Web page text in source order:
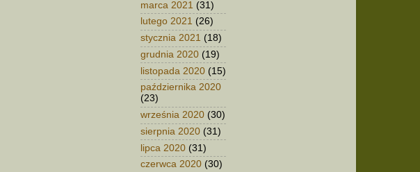
marca 2021 (31)
lutego 2021 (26)
stycznia 2021 (18)
grudnia 2020 (19)
listopada 2020 (15)
października 2020
(23)
września 2020 (30)
sierpnia 2020 (31)
lipca 2020 (31)
czerwca 2020 (30)